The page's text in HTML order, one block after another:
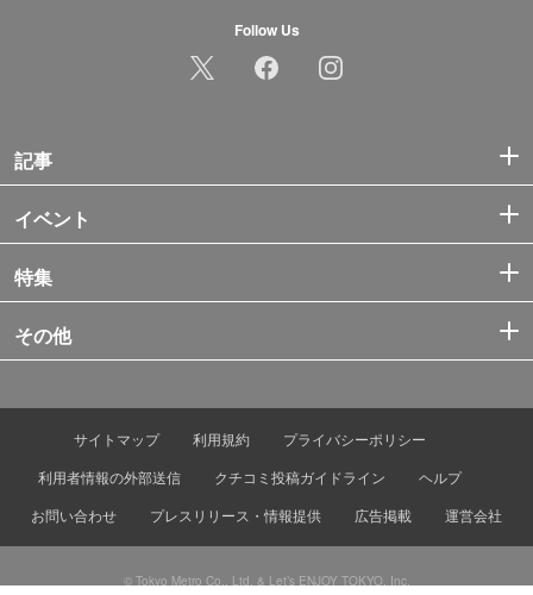
Follow Us
記事
イベント
特集
その他
サイトマップ 利用規約
プライバシーポリシー
利用者情報の外部送信
クチコミ投稿ガイドライン
ヘルプ
お問い合わせ
プレスリリース・情報提供 広告掲載 運営会社
© Tokyo Metro Co., Ltd. & Let’s ENJOY TOKYO, Inc.